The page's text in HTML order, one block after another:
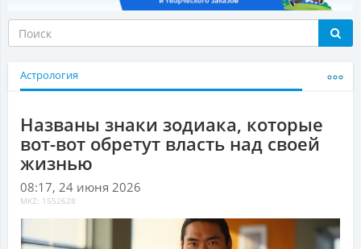
Астрология
Названы знаки зодиака, которые
вот-вот обретут власть над своей
жизнью
08:17, 24 июня 2026
MKZ: 1552628